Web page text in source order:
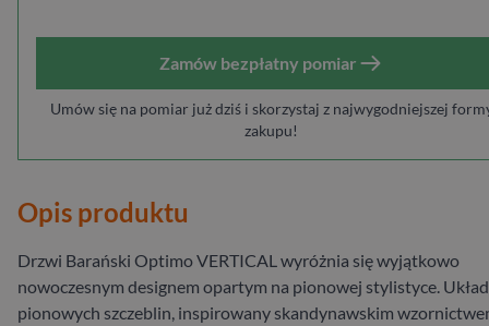
Zamów bezpłatny pomiar
Umów się na pomiar już dziś i skorzystaj z najwygodniejszej
zakupu!
Opis produktu
Drzwi Barański Optimo VERTICAL wyróżnia się wyjątkowo
nowoczesnym designem opartym na pionowej stylistyce. Układ
pionowych szczeblin, inspirowany skandynawskim